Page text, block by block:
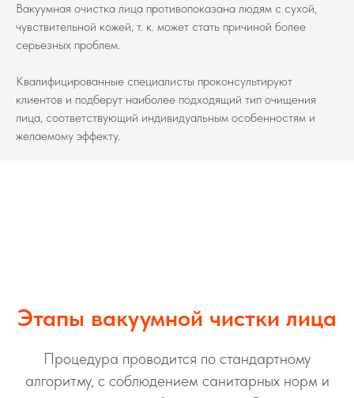
Вакуумная очистка лица противопоказана людям с сухой,
чувствительной кожей, т. к. может стать причиной более
серьезных проблем.
Квалифицированные специалисты проконсультируют
клиентов и подберут наиболее подходящий тип очищения
лица, соответствующий индивидуальным особенностям и
желаемому эффекту.
Этапы вакуумной чистки лица
Процедура проводится по стандартному
алгоритму, с соблюдением санитарных норм и